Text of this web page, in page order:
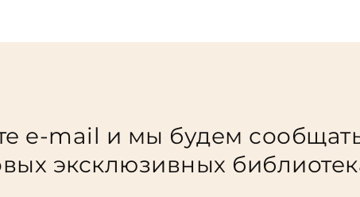
e-mail и мы будем
эксклюзивных